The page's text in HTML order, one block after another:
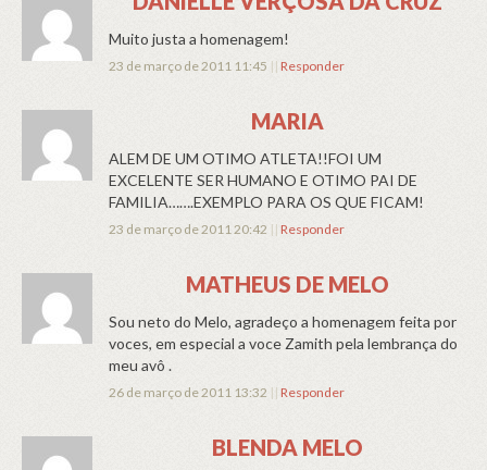
Muito justa a homenagem!
23 de março de 2011 11:45 || Responder
MARIA
ALEM DE UM OTIMO ATLETA!!FOI UM
EXCELENTE SER HUMANO E OTIMO PAI DE
FAMILIA…….EXEMPLO PARA OS QUE FICAM!
23 de março de 2011 20:42 || Responder
MATHEUS DE MELO
Sou neto do Melo, agradeço a homenagem feita por
voces, em especial a voce Zamith pela lembrança do
meu avô .
26 de março de 2011 13:32 || Responder
BLENDA MELO